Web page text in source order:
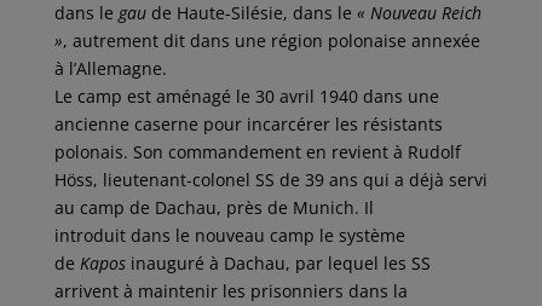
dans le gaude Haute-Silésie, dans le « Nouveau Reich
», autrement dit dans une région polonaise annexée
à l’Allemagne.
Le camp est aménagé le 30 avril 1940 dans une
ancienne caserne pour incarcérer les résistants
polonais. Son commandement en revient à Rudolf
Höss, lieutenant-colonel SS de 39 ans qui a déjà servi
au camp de Dachau, près de Munich. Il
introduit dans le nouveau camp le système
de Kaposinauguré à Dachau, par lequel les SS
arrivent à maintenir les prisonniers dans la